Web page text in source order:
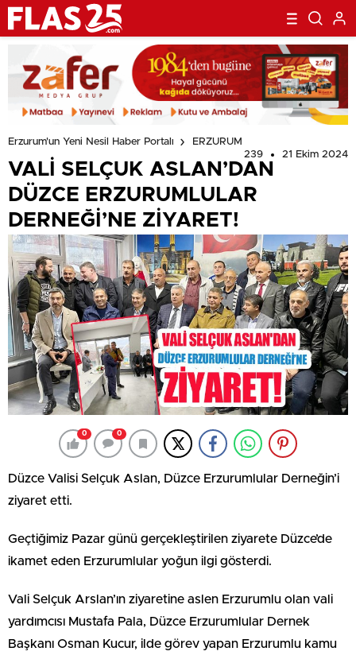
Erzurum'un Yeni Nesil Haber Portalı
ERZURUM
239
21 Ekim 2024
VALİ SELÇUK ASLAN’DAN
DÜZCE ERZURUMLULAR
DERNEĞİ’NE ZİYARET!
0 0
Düzce Valisi Selçuk Aslan, Düzce Erzurumlular Derneğin’i
ziyaret etti.
Geçtiğimiz Pazar günü gerçekleştirilen ziyarete Düzce’de
ikamet eden Erzurumlular yoğun ilgi gösterdi.
Vali Selçuk Arslan’ın ziyaretine aslen Erzurumlu olan vali
yardımcısı Mustafa Pala, Düzce Erzurumlular Dernek
Başkanı Osman Kucur, ilde görev yapan Erzurumlu kamu